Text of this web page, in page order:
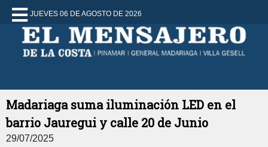
JUEVES 06 DE AGOSTO DE 2026
Madariaga suma iluminación LED en el
barrio Jauregui y calle 20 de Junio
29/07/2025